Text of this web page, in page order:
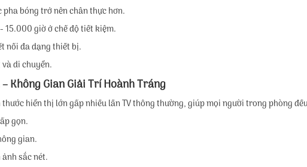
bóng trở nên chân thực hơn.
15.000 giờ ở chế độ tiết kiệm.
nối đa dạng thiết bị.
di chuyển.
Không Gian Giải Trí Hoành Tráng
hiển thị lớn gấp nhiều lần TV thông thường, giúp mọi người trong phòng
gọn.
gian.
sắc nét.